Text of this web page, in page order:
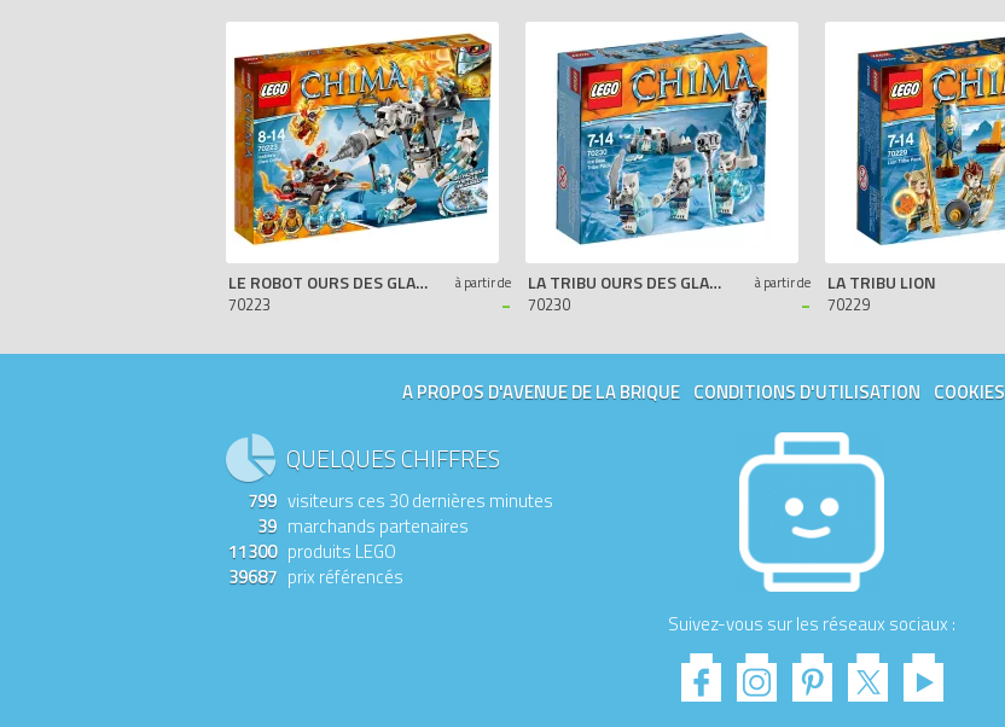
LE ROBOT OURS DES GLACES
70223
à partir de
-
LA TRIBU OURS DES GLACES
70230
à partir de
-
LA TRIBU LION
70229
A PROPOS D'AVENUE DE LA BRIQUE CONDITIONS D'UTILISATION COOKIES
QUELQUES CHIFFRES
799 visiteurs ces 30 dernières minutes
39 marchands partenaires
11300 produits LEGO
39687 prix référencés
Suivez-vous sur les réseaux sociaux :